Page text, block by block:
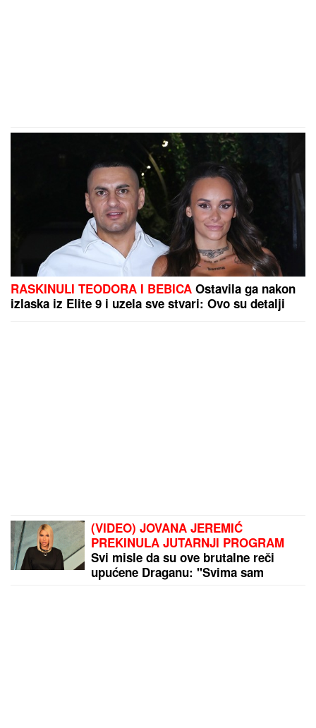
RASKINULI TEODORA I BEBICA Ostavila ga nakon
izlaska iz Elite 9 i uzela sve stvari: Ovo su detalji
(VIDEO) JOVANA JEREMIĆ
PREKINULA JUTARNJI PROGRAM
Svi misle da su ove brutalne reči
upućene Draganu: "Svima sam